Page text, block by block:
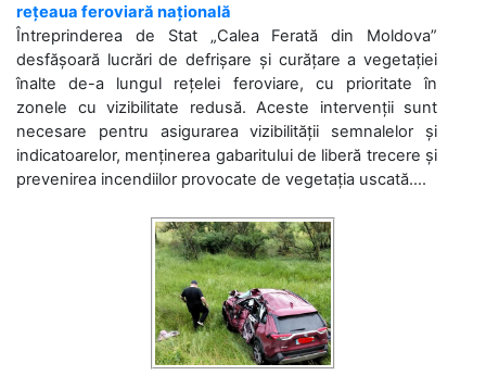
rețeaua feroviară națională
Întreprinderea de Stat „Calea Ferată din Moldova”
desfășoară lucrări de defrișare și curățare a vegetației
înalte de-a lungul rețelei feroviare, cu prioritate în
zonele cu vizibilitate redusă. Aceste intervenții sunt
necesare pentru asigurarea vizibilității semnalelor și
indicatoarelor, menținerea gabaritului de liberă trecere și
prevenirea incendiilor provocate de vegetația uscată....